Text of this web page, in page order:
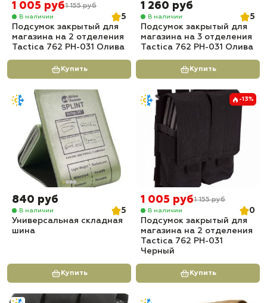
1 005 руб1 155 руб
В наличии
5
Подсумок закрытый для
магазина на 2 отделения
Tactica 762 PH-031 Олива
Купить
1 260 руб
В наличии
5
Подсумок закрытый для
магазина на 3 отделения
Tactica 762 PH-031 Олива
Купить
840 руб
В наличии
5
Универсальная складная
шина
Купить
-13%
1 005 руб1 155 руб
В наличии
0
Подсумок закрытый для
магазина на 2 отделения
Tactica 762 PH-031
Черный
Купить